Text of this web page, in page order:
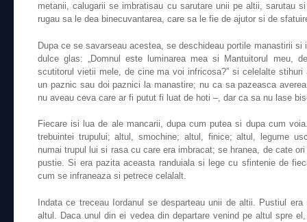
metanii, calugarii se imbratisau cu sarutare unii pe altii, sarutau
rugau sa le dea binecuvantarea, care sa le fie de ajutor si de
Dupa ce se savarseau acestea, se deschideau portile manastirii
dulce glas: „Domnul este luminarea mea si Mantuitorul meu,
scutitorul vietii mele, de cine ma voi infricosa?” si celelalte
un paznic sau doi paznici la manastire; nu ca sa pazeasca
nu aveau ceva care ar fi putut fi luat de hoti –, dar ca sa nu lase
Fiecare isi lua de ale mancarii, dupa cum putea si dupa cum
trebuintei trupului; altul, smochine; altul, finice; altul, legume
numai trupul lui si rasa cu care era imbracat; se hranea, de cate
pustie. Si era pazita aceasta randuiala si lege cu sfintenie de
cum se infraneaza si petrece celalalt.
Indata ce treceau Iordanul se desparteau unii de altii. Pustiul
altul. Daca unul din ei vedea din departare venind pe altul spre